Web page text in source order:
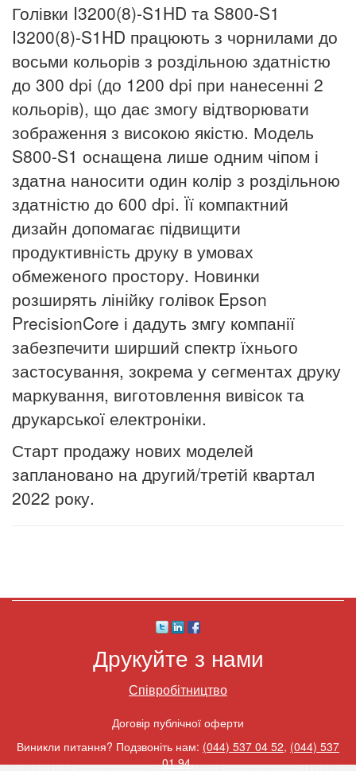
Голівки I3200(8)-S1HD та S800-S1
I3200(8)-S1HD працюють з чорнилами до
восьми кольорів з роздільною здатністю
до 300 dpi (до 1200 dpi при нанесенні 2
кольорів), що дає змогу відтворювати
зображення з високою якістю. Модель
S800-S1 оснащена лише одним чіпом і
здатна наносити один колір з роздільною
здатністю до 600 dpi. Її компактний
дизайн допомагає підвищити
продуктивність друку в умовах
обмеженого простору. Новинки
розширять лінійку голівок Epson
PrecisionCore і дадуть змгу компанії
забезпечити ширший спектр їхнього
застосування, зокрема у сегментах друку
маркування, виготовлення вивісок та
друкарської електроніки.
Старт продажу нових моделей
заплановано на другий/третій квартал
2022 року.
Друкуйте з нами
Співробітництво
Договір публічної оферти
Виникли питання? Подзвоніть нам: (044) 537 04 52, (044) 537
01 94.